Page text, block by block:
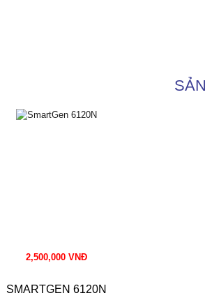
2,500,000 VNĐ
SMARTGEN 6120N